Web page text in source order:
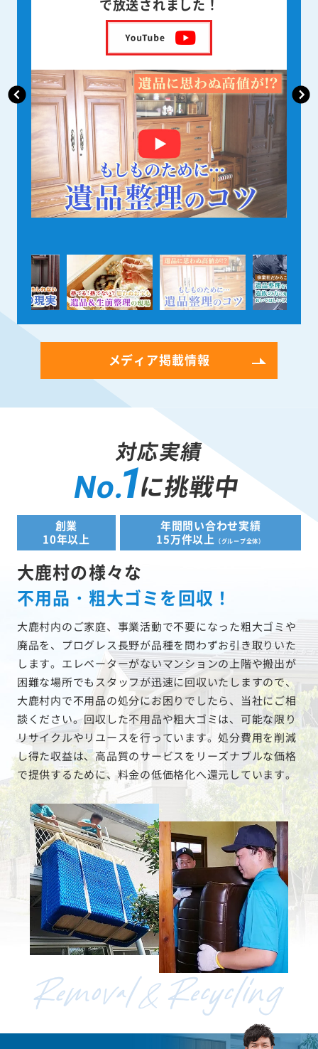
を出版しました！
メディア掲載情報
対応実績
No.1に挑戦中
創業
10年以上
年間問い合わせ実績
15万件以上
（グループ全体）
大鹿村の様々な
不用品・粗大ゴミを回収！
大鹿村内のご家庭、事業活動で不要になった粗大ゴミや
廃品を、プログレス長野が品種を問わずお引き取りいた
します。エレベーターがないマンションの上階や搬出が
困難な場所でもスタッフが迅速に回収いたしますので、
大鹿村内で不用品の処分にお困りでしたら、当社にご相
談ください。回収した不用品や粗大ゴミは、可能な限り
リサイクルやリユースを行っています。処分費用を削減
し得た収益は、高品質のサービスをリーズナブルな価格
で提供するために、料金の低価格化へ還元しています。